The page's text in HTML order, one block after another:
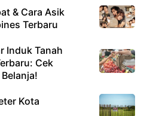
& Cara Asik
Terbaru
Induk Tanah
Cek
Kota